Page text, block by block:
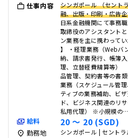
仕事内容
シンガポール （セント
融、出版・印刷・広告
日系金融機関にて事務
取締役のアシスタント
ン業務を主に携わって
】 ・経理業務（Webバ
納、請求書発行、帳簿
理、立替経費精算等）
品管理、契約書等の書
業務（スケジュール管
ティブの業務補助、ビ
ド、ビジネス関連のリ
私用代理） ※小規模の…
給料 20 〜 20 (SGD)
勤務地 シンガポール | セントラ